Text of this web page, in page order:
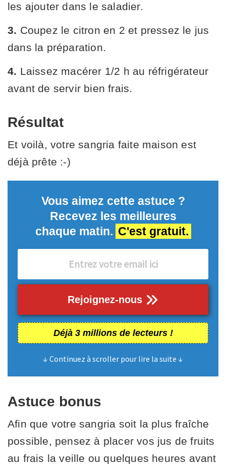
les ajouter dans le saladier.
3. Coupez le citron en 2 et pressez le jus
dans la préparation.
4. Laissez macérer 1/2 h au réfrigérateur
avant de servir bien frais.
Résultat
Et voilà, votre sangria faite maison est
déjà prête :-)
Vous aimez cette astuce ?
Recevez les meilleures
chaque matin. C'est gratuit.
Rejoignez-nous
Déjà 3 millions de lecteurs !
↓ Continuez à scroller pour lire la suite ↓
Astuce bonus
Afin que votre sangria soit la plus fraîche
possible, pensez à placer vos jus de fruits
au frais la veille ou quelques heures avant